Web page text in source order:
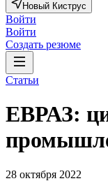
Новый Киструс
Войти
Войти
Создать резюме
Статьи
ЕВРАЗ:
28 октября 2022